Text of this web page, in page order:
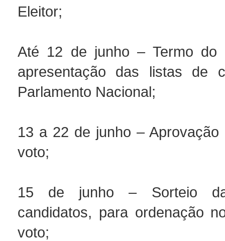
Eleitor;
Até 12 de junho – Termo do
apresentação das listas de
Parlamento Nacional;
13 a 22 de junho – Aprovação
voto;
15 de junho – Sorteio
candidatos, para ordenação
voto;